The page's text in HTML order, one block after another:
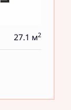
27.1 м2